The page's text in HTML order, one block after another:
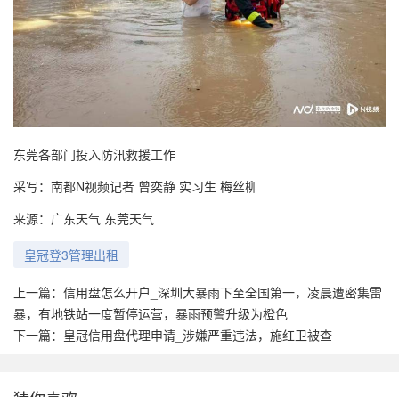
东莞各部门投入防汛救援工作
采写：南都N视频记者 曾奕静 实习生 梅丝柳
来源：广东天气 东莞天气
皇冠登3管理出租
上一篇： 信用盘怎么开户_深圳大暴雨下至全国第一，凌晨遭密集雷
暴，有地铁站一度暂停运营，暴雨预警升级为橙色
下一篇： 皇冠信用盘代理申请_涉嫌严重违法，施红卫被查